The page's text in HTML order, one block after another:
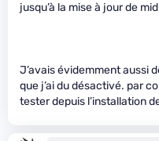
jusqu’à la mise à jour de
J’avais évidemment aussi
que j’ai du désactivé. par
tester depuis l’installation